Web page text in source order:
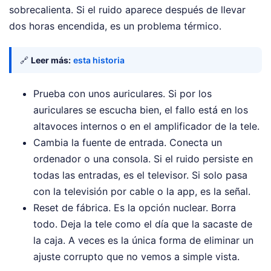
sobrecalienta. Si el ruido aparece después de llevar
dos horas encendida, es un problema térmico.
🔗 Leer más: esta historia
Prueba con unos auriculares. Si por los
auriculares se escucha bien, el fallo está en los
altavoces internos o en el amplificador de la tele.
Cambia la fuente de entrada. Conecta un
ordenador o una consola. Si el ruido persiste en
todas las entradas, es el televisor. Si solo pasa
con la televisión por cable o la app, es la señal.
Reset de fábrica. Es la opción nuclear. Borra
todo. Deja la tele como el día que la sacaste de
la caja. A veces es la única forma de eliminar un
ajuste corrupto que no vemos a simple vista.